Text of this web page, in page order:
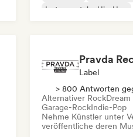
Instrumentaler Hip-Hop
Pravda
Label
> 800 Antworten
Alternativer RockDream
Garage-RockIndie-Pop
Nehme Künstler unter
veröffentliche deren